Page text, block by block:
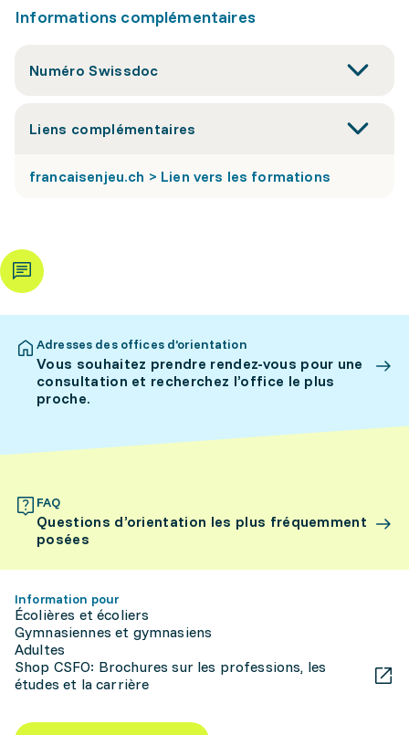
Informations complémentaires
Numéro Swissdoc
Liens complémentaires
francaisenjeu.ch > Lien vers les formations
Adresses des offices d’orientation
Vous souhaitez prendre rendez-vous pour une
consultation et recherchez l’office le plus
proche.
FAQ
Questions d’orientation les plus fréquemment
posées
Information pour
Écolières et écoliers
Gymnasiennes et gymnasiens
Adultes
Shop CSFO: Brochures sur les professions, les
études et la carrière